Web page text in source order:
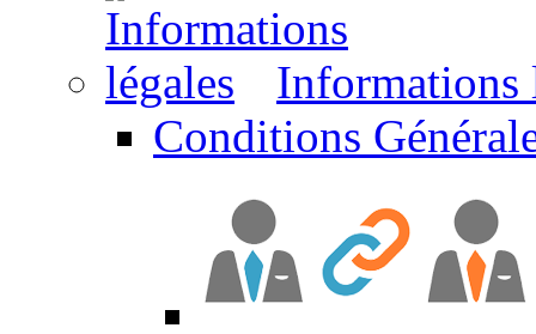
Informations
Conditions